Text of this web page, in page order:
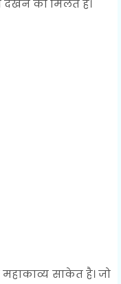
देखने को मिलते हैं।
साकेत है। जो